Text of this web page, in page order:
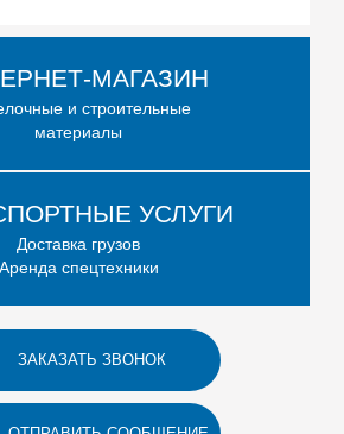
МАГАЗИН
и строительные
материалы
УСЛУГИ
Доставка грузов
Аренда спецтехники
ЗАКАЗАТЬ ЗВОНОК